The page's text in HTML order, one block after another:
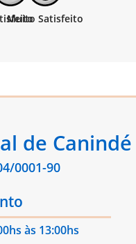
de Canindé
0001-90
às 13:00hs